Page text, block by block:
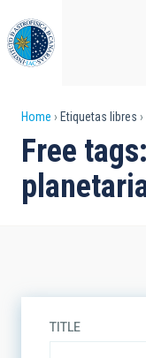
to
main
content
Breadcrumb
Home Etiquetas libres
Free
TITLE